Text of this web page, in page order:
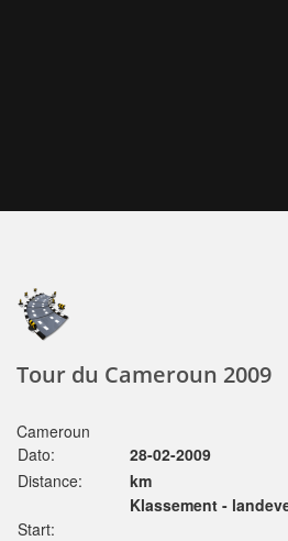
Tour du Cameroun 2009
Cameroun
Dato:
28-02-2009
Distance:
km
Klassement -
Start: